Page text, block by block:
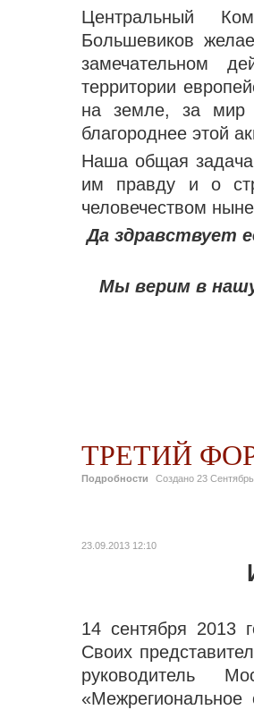
Центральный
Большевиков
замечательном
территории
на земле, за мир
благороднее этой
Наша общая задача
им правду и о
человечеством
Да здравствует
Мы верим в
ТРЕТИЙ
Подробности Создано 23
23.09.2013 12:10
14 сентября 2013
Своих
руководитель